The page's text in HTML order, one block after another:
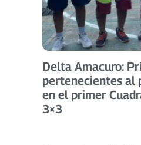
Delta Amacuro:
pertenecientes al
en el primer
3×3